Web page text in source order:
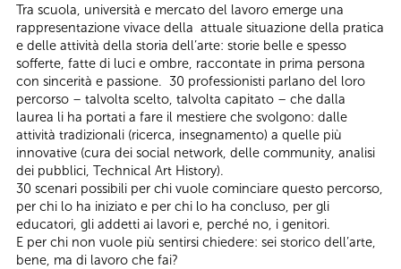
Tra scuola, università e mercato del lavoro emerge una
rappresentazione vivace della attuale situazione della pratica
e delle attività della storia dell’arte: storie belle e spesso
sofferte, fatte di luci e ombre, raccontate in prima persona
con sincerità e passione. 30 professionisti parlano del loro
percorso – talvolta scelto, talvolta capitato – che dalla
laurea li ha portati a fare il mestiere che svolgono: dalle
attività tradizionali (ricerca, insegnamento) a quelle più
innovative (cura dei social network, delle community, analisi
dei pubblici, Technical Art History).
30 scenari possibili per chi vuole cominciare questo percorso,
per chi lo ha iniziato e per chi lo ha concluso, per gli
educatori, gli addetti ai lavori e, perché no, i genitori.
E per chi non vuole più sentirsi chiedere: sei storico dell’arte,
bene, ma di lavoro che fai?